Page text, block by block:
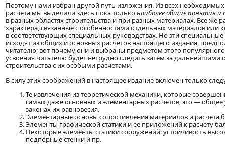
Поэтому нами избран другой путь изложения. Из всех необходимых
расчета мы выделили здесь пока тольконаиболее общие понятия
в разных областях строительства и при разных материалах. Все же
характера, связанные с особенностями отдельных материалов или
в соответствующих специальных руководствах. Но эти
исходят из общих и основных расчетов настоящего издания,
читателю; вот почему они и выбраны предметом этого
усвоения читателю будет нетрудно следить затем за дальнейшими
строительства с их особыми расчетами.
В силу этих соображений в настоящее издание включен только
Те извлечения из теоретической механики, которые
самых даже основных и элементарных расчетов; это — общее
законах их равновесия.
Элементарные основы сопротивления материалов и расчета
Элементы графической статики и ее приложений к расчету
Некоторые элементы статики сооружений: устойчивость
подпорные стенки и пр.